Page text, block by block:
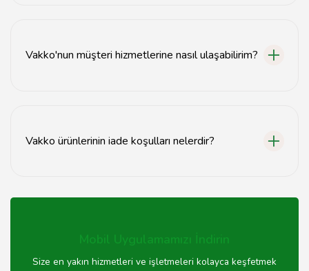
Vakko'nun müşteri hizmetlerine nasıl ulaşabilirim?
Vakko ürünlerinin iade koşulları nelerdir?
üzerinde olduğu sürece 14 gün içinde iade edilebilir.
Mobil Uygulamamızı İndirin
Size en yakın hizmetleri ve işletmeleri kolayca keşfetmek